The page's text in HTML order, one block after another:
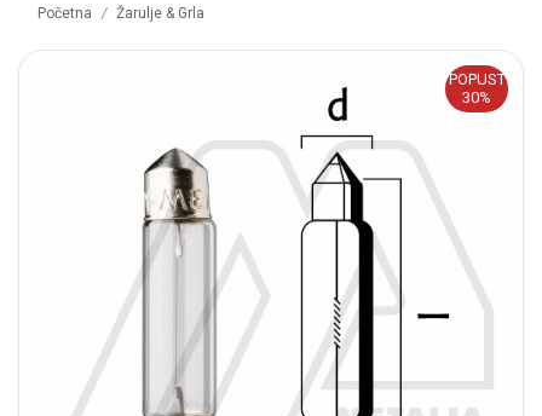
Početna / Žarulje & Grla
POPUST
30%